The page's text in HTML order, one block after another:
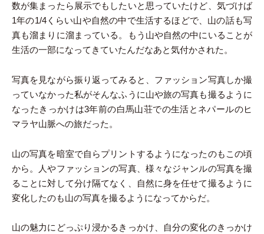
数が集まったら展示でもしたいと思っていたけど、気づけば
1年の1/4くらい山や自然の中で生活するほどで、山の話も写
真も溜まりに溜まっている。もう山や自然の中にいることが
生活の一部になってきていたんだなあと気付かされた。
写真を見ながら振り返ってみると、ファッション写真しか撮
っていなかった私がそんなふうに山や旅の写真も撮るように
なったきっかけは3年前の白馬山荘での生活とネパールのヒ
マラヤ山脈への旅だった。
山の写真を暗室で自らプリントするようになったのもこの頃
から。人やファッションの写真、様々なジャンルの写真を撮
ることに対して分け隔てなく、自然に身を任せて撮るように
変化したのも山の写真を撮るようになってからだ。
山の魅力にどっぷり浸かるきっかけ、自分の変化のきっかけ